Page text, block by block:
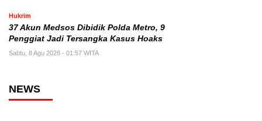
Hukrim
37 Akun Medsos Dibidik Polda Metro, 9
Penggiat Jadi Tersangka Kasus Hoaks
Sabtu, 8 Agu 2026 - 01:57 WITA
NEWS